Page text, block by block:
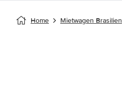
Home Mietwagen Brasilien